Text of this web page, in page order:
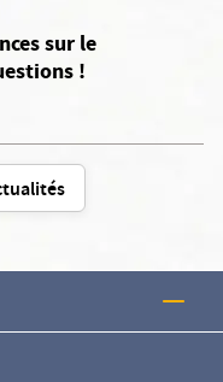
sur le
!